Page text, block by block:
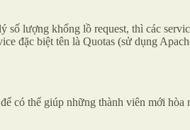
lượng khổng lồ request, thì các
đặc biệt tên là Quotas (sử dụng
có thể giúp những thành viên mới